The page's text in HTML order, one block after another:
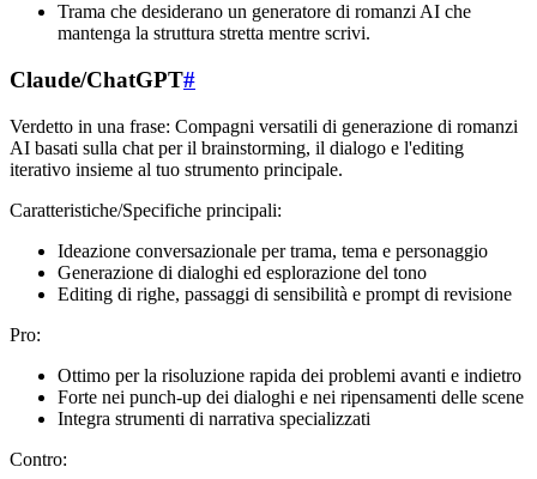
Trama che desiderano un generatore di romanzi AI che
mantenga la struttura stretta mentre scrivi.
Claude/ChatGPT#
Verdetto in una frase: Compagni versatili di generazione di romanzi
AI basati sulla chat per il brainstorming, il dialogo e l'editing
iterativo insieme al tuo strumento principale.
Caratteristiche/Specifiche principali:
Ideazione conversazionale per trama, tema e personaggio
Generazione di dialoghi ed esplorazione del tono
Editing di righe, passaggi di sensibilità e prompt di revisione
Pro:
Ottimo per la risoluzione rapida dei problemi avanti e indietro
Forte nei punch-up dei dialoghi e nei ripensamenti delle scene
Integra strumenti di narrativa specializzati
Contro: